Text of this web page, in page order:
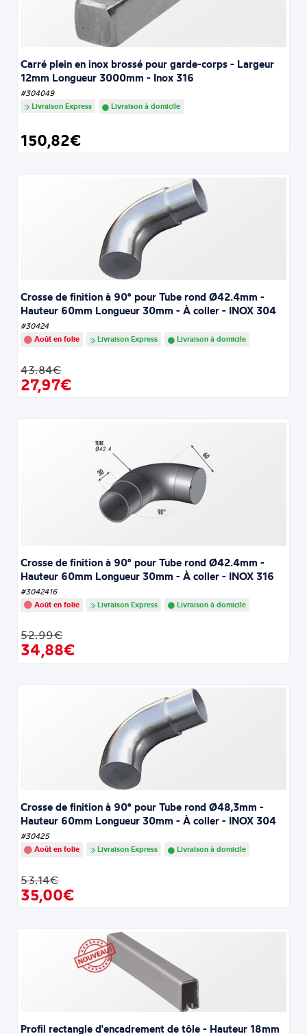
Carré plein en inox brossé pour garde-corps - Largeur
12mm Longueur 3000mm - Inox 316
#304049
Livraison Express
Livraison à domicile
150,82€
Crosse de finition à 90° pour Tube rond Ø42.4mm -
Hauteur 60mm Longueur 30mm - À coller - INOX 304
#30424
Août en folie
Livraison Express Livraison à domicile
43.84€
27,97€
Crosse de finition à 90° pour Tube rond Ø42.4mm -
Hauteur 60mm Longueur 30mm - À coller - INOX 316
#3042416
Août en folie
Livraison Express Livraison à domicile
52.99€
34,88€
Crosse de finition à 90° pour Tube rond Ø48,3mm -
Hauteur 60mm Longueur 30mm - À coller - INOX 304
#30425
Août en folie
Livraison Express Livraison à domicile
53.14€
35,00€
Profil rectangle d'encadrement de tôle - Hauteur 18mm